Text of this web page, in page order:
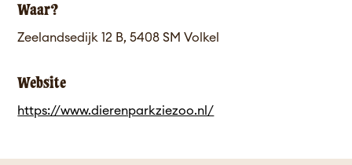
Waar?
Zeelandsedijk 12 B, 5408 SM Volkel
Website
https://www.dierenparkziezoo.nl/